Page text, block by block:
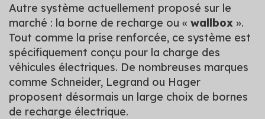
Autre système actuellement proposé sur le
marché : la borne de recharge ou « wallbox ».
Tout comme la prise renforcée, ce système est
spécifiquement conçu pour la charge des
véhicules électriques. De nombreuses marques
comme Schneider, Legrand ou Hager
proposent désormais un large choix de bornes
de recharge électrique.